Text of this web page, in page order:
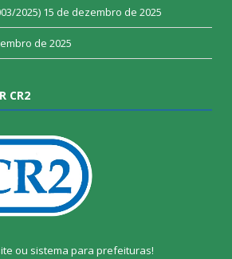
2025) 15 de dezembro de 2025
de 2025
CR2
ou sistema para prefeituras!